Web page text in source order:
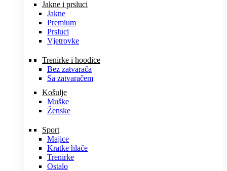
Jakne i prsluci
Jakne
Premium
Prsluci
Vjetrovke
Trenirke i hoodice
Bez zatvarača
Sa zatvaračem
Košulje
Muške
Ženske
Sport
Majice
Kratke hlače
Trenirke
Ostalo